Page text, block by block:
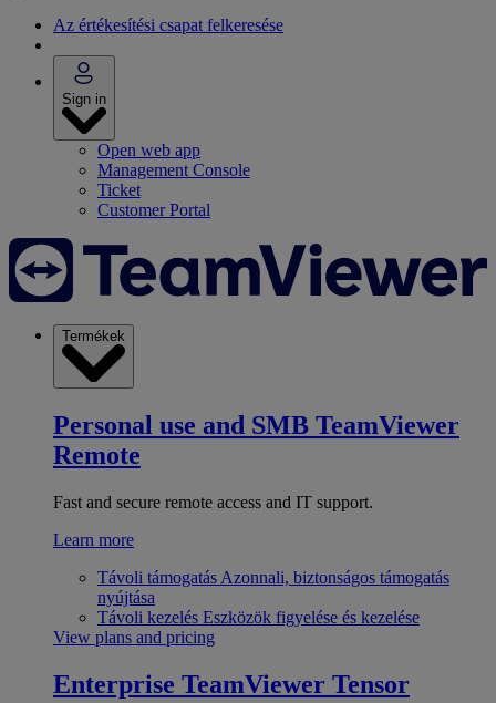
Az értékesítési csapat felkeresése
Sign in
Open web app
Management Console
Ticket
Customer Portal
Termékek
Personal use and SMB TeamViewer
Remote
Fast and secure remote access and IT support.
Learn more
Távoli támogatás Azonnali, biztonságos támogatás
nyújtása
Távoli kezelés Eszközök figyelése és kezelése
View plans and pricing
Enterprise TeamViewer Tensor